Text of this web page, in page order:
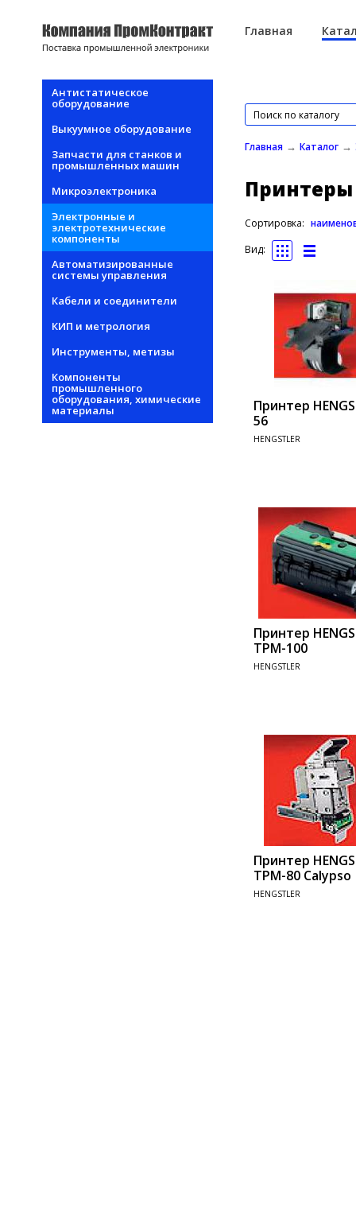
Главная
Антистатическое
оборудование
Выкуумное оборудование
Запчасти для станков и
промышленных машин
Микроэлектроника
Электронные и
электротехнические
компоненты
Автоматизированные
системы управления
Кабели и соединители
КИП и метрология
Инструменты, метизы
Компоненты
промышленного
оборудования, химические
материалы
Главная → Каталог →
Принтеры
Сортировка:
Вид:
Принтер
56
HENGSTLER
Принтер
TPM-100
HENGSTLER
Принтер
TPM-80 Calypso
HENGSTLER